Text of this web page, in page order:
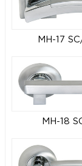
MH-17
MH-18